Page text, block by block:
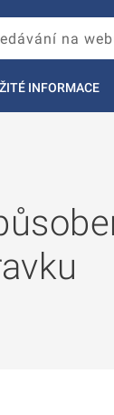
INFORMACE